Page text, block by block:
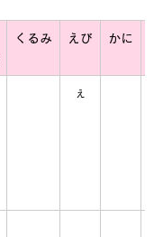
くるみ えび かに
え